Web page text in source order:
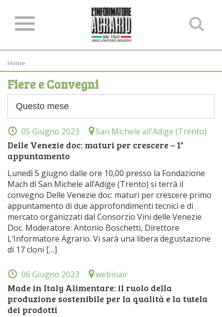
Home
Fiere e Convegni
05 Giugno 2023 San Michele all'Adige (Trento)
Delle Venezie doc: maturi per crescere – 1°
appuntamento
Lunedì 5 giugno dalle ore 10,00 presso la Fondazione
Mach di San Michele all’Adige (Trento) si terrà il
convegno Delle Venezie doc: maturi per crescere primo
appuntamento di due approfondimenti tecnici e di
mercato organizzati dal Consorzio Vini delle Venezie
Doc. Moderatore: Antonio Boschetti, Direttore
L’Informatore Agrario. Vi sarà una libera degustazione
di 17 cloni […]
06 Giugno 2023 webinair
Made in Italy Alimentare: il ruolo della
produzione sostenibile per la qualità e la tutela
dei prodotti